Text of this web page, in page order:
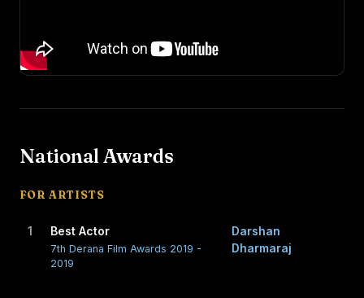
National Awards
FOR ARTISTS
1 Best Actor
7th Derana Film Awards 2019 -
2019
Darshan
Dharmaraj